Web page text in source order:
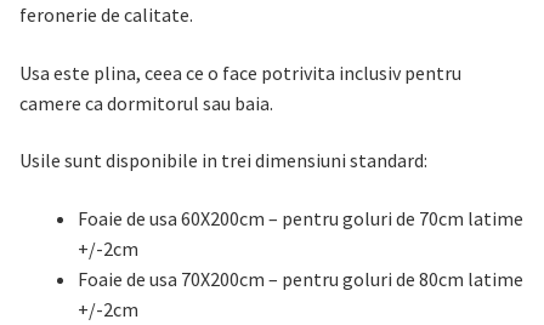
feronerie de calitate.
Usa este plina, ceea ce o face potrivita inclusiv pentru
camere ca dormitorul sau baia.
Usile sunt disponibile in trei dimensiuni standard:
Foaie de usa 60X200cm – pentru goluri de 70cm latime
+/-2cm
Foaie de usa 70X200cm – pentru goluri de 80cm latime
+/-2cm